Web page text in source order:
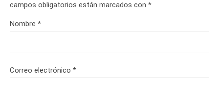
campos obligatorios están marcados con *
Nombre *
Correo electrónico *